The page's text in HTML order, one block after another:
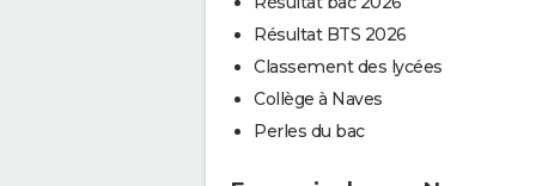
Résultat BTS 2026
Classement des lycées
Collège à Naves
Perles du bac